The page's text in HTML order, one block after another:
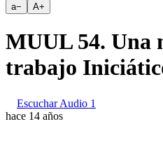
a− A+
MUUL 54. Una
trabajo
Escuchar Audio 1
hace 14 años